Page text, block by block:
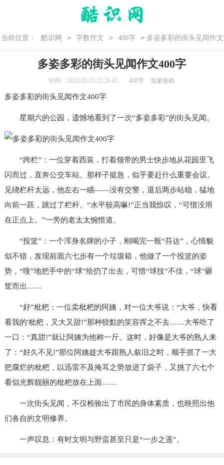
当前位置： 酷识网 > 字数作文 > 400字 >多姿多彩的街头见闻作文
多姿多彩的街头见闻作文400字
时间：2023-02-23 21:26:45 400字 我要投稿
多姿多彩的街头见闻作文400字
星期六的公园，遗憾地看到了一次“多姿多彩”的街头见闻。
“跨栏”：一位穿着西装，打着领带的男士快步地从花园里飞
闪而过，直奔公交车站。那样子挺急，似乎要赶什么重要会议。
见绕栏杆太远，他左右一瞄——没有交警，退后两步站稳，猛地
向前一跃，跳过了栏杆。“水平较高嘛!”正当我惊叹，“可惜没用
在正点上。”一旁的老太太惋惜道。
“投篮”：一个浑身名牌的小子，刚喝完一瓶“芬达”，心情貌
似不错，发现前面六七步有一个垃圾箱，他做了一个投篮的姿
势，“嗖”地把手中的“球”给扔了出去，可惜“球技”不佳，“球”砸
筐而出……
“好”枇杷：一位卖枇杷的阿姨，对一位大爷说：“大爷，快看
看我的'枇杷，又大又甜!”那种狡黠的笑容挥之不去……大爷吃了
一口：“真甜!”就让阿姨为他称一斤。这时，好像是大爷的熟人来
了：“好久不见!”那位阿姨趁大爷跟熟人叙旧之时，顺手抓了一大
把腐烂的枇杷，以迅雷不及掩耳之势放进了袋子，又挑了六七个
看似光辉靓丽的枇杷放在上面……
一次街头见闻，不仅检验出了市民的身体素质，也映照出他
们各自的文明修养。
一声叹息：有时文明与野蛮甚至只是“一步之遥”。